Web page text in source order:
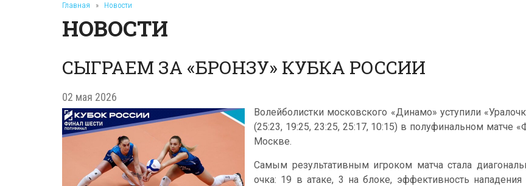
Главная » Новости
НОВОСТИ
СЫГРАЕМ ЗА «БРОНЗУ» КУБКА РОССИИ
02 мая 2026
Волейболистки московского «Динамо» уступили
(25:23, 19:25, 23:25, 25:17, 10:15) в полуфинальном матче
Москве.
Самым результативным игроком матча стала
очка: 19 в атаке, 3 на блоке, эффективность